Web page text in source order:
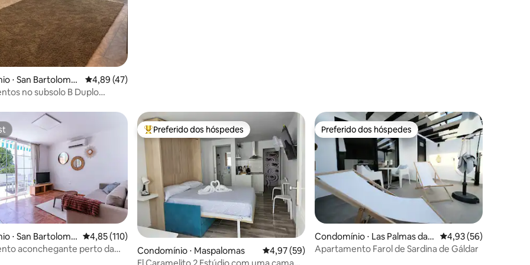
⋅ San Bartolomé
4,89 de uma avaliação média de 5, 47 avaliações
4,89 (47)
no subsolo B Duplo
de 5, 149 avaliações
⋅ San Bartolomé 4,85 de uma avaliação média de 5, 110 avaliações
4,85 (110)
aconchegante perto da
Entre os melhores preferidos dos hóspedes
Preferido dos hóspedes
Condomínio ⋅ Maspalomas 4,97 de uma avaliação média de 5, 59 avaliações
4,97 (59)
El Caramelito 2 Estúdio com uma cama
Preferido dos hóspedes
Preferido dos hóspedes
Condomínio ⋅ Las Palmas da
Gran Canária
4,93 de uma
4,93 (56)
Apartamento Farol de Sardina de Gáldar